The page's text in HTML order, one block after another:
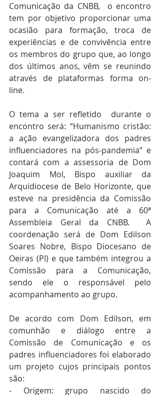
Comunicação da CNBB,  o encontro
tem por objetivo proporcionar uma
ocasião para formação, troca de
experiências e de convivência entre
os membros do grupo que, ao longo
dos últimos anos, vêm se reunindo
através de plataformas forma on-
line.
O tema a ser refletido  durante o
encontro será: “Humanismo cristão:
a ação evangelizadora dos padres
influenciadores na pós-pandemia” e
contará com a assessoria de Dom
Joaquim Mol, Bispo auxiliar da
Arquidiocese de Belo Horizonte, que
esteve na presidência da Comissão
para a Comunicação até a 60ª
Assembleia Geral da CNBB.  A
coordenação será de Dom Edilson
Soares Nobre, Bispo Diocesano de
Oeiras (PI) e que também integrou a
Comissão para a Comunicação,
sendo ele o responsável pelo
acompanhamento ao grupo.
De acordo com Dom Edilson, em
comunhão e diálogo entre a
Comissão de Comunicação e os
padres influenciadores foi elaborado
um projeto cujos principais pontos
são:
- Origem: grupo nascido do